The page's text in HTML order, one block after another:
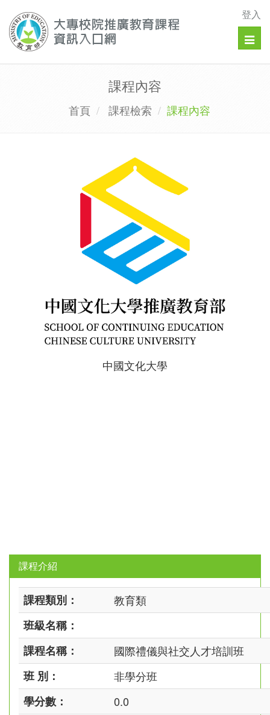
登入
課程內容
首頁 課程檢索 課程內容
中國文化大學
課程介紹
課程類別：
教育類
班級名稱：
課程名稱：
國際禮儀與社交人才培訓班
班 別：
非學分班
學分數：
0.0